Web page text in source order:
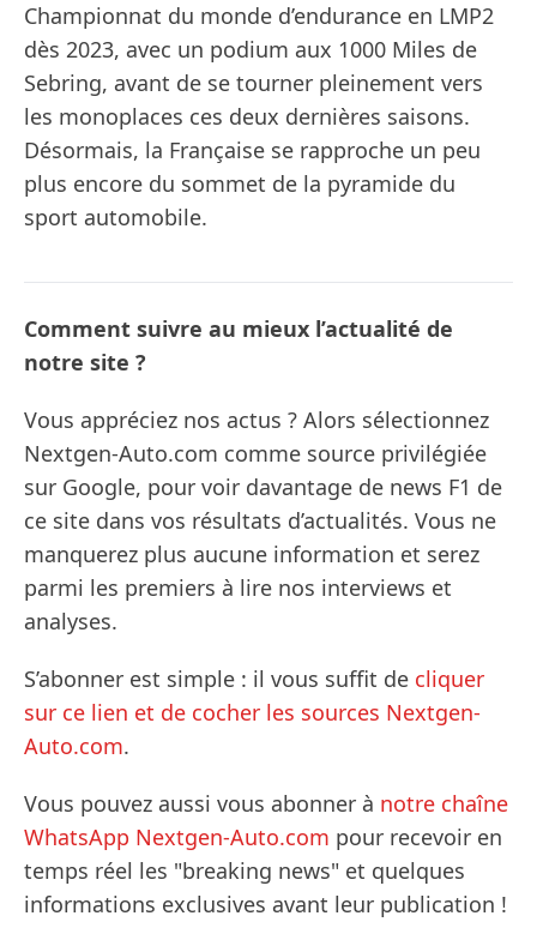
Championnat du monde d’endurance en LMP2
dès 2023, avec un podium aux 1000 Miles de
Sebring, avant de se tourner pleinement vers
les monoplaces ces deux dernières saisons.
Désormais, la Française se rapproche un peu
plus encore du sommet de la pyramide du
sport automobile.
Comment suivre au mieux l’actualité de
notre site ?
Vous appréciez nos actus ? Alors sélectionnez
Nextgen-Auto.com comme source privilégiée
sur Google, pour voir davantage de news F1 de
ce site dans vos résultats d’actualités. Vous ne
manquerez plus aucune information et serez
parmi les premiers à lire nos interviews et
analyses.
S’abonner est simple : il vous suffit de cliquer
sur ce lien et de cocher les sources Nextgen-
Auto.com.
Vous pouvez aussi vous abonner à notre chaîne
WhatsApp Nextgen-Auto.com pour recevoir en
temps réel les "breaking news" et quelques
informations exclusives avant leur publication !